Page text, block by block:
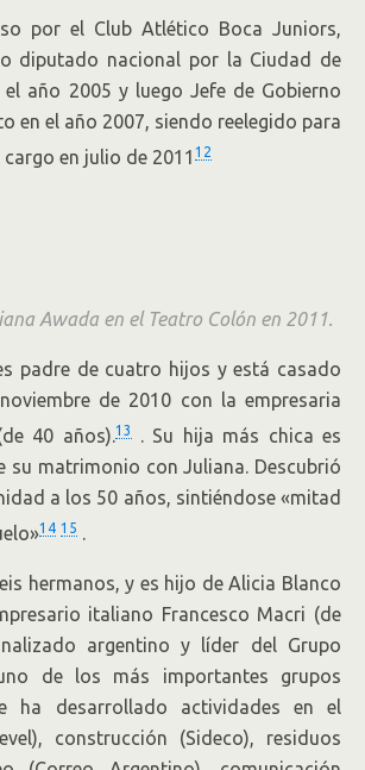
por el Club Atlético Boca Juniors,
diputado nacional por la Ciudad de
el año 2005 y luego Jefe de Gobierno
en el año 2007, siendo reelegido para
en julio de 2011 12
Awada en el Teatro Colón en 2011.
padre de cuatro hijos y está casado
de 2010 con la empresaria
40 años).13. Su hija más chica es
su matrimonio con Juliana. Descubrió
a los 50 años, sintiéndose «mitad
14 15 .
hermanos, y es hijo de Alicia Blanco
italiano Francesco Macri (de
argentino y líder del Grupo
de los más importantes grupos
ha desarrollado actividades en el
construcción (Sideco), residuos